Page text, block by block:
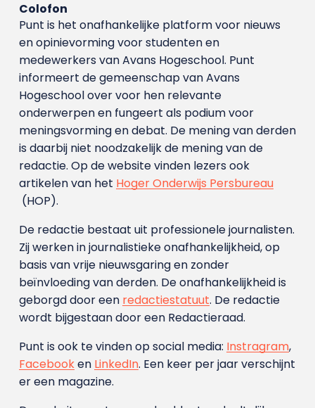
Colofon
Punt is het onafhankelijke platform voor nieuws
en opinievorming voor studenten en
medewerkers van Avans Hoge­school. Punt
informeert de gemeenschap van Avans
Hogeschool over voor hen relevante
onderwerpen en fungeert als podium voor
meningsvorming en debat. De mening van derden
is daarbij niet noodzakelijk de mening van de
redactie. Op de website vinden lezers ook
artikelen van het Hoger Onderwijs Persbureau
(HOP).
De redactie bestaat uit professionele journalisten.
Zij werken in journalistieke onafhankelijkheid, op
basis van vrije nieuwsgaring en zonder
beïnvloeding van derden. De onafhankelijkheid is
geborgd door een redactiestatuut. De redactie
wordt bijgestaan door een Redactieraad.
Punt is ook te vinden op social media: Instragram,
Facebooken LinkedIn. Een keer per jaar verschijnt
er een magazine.